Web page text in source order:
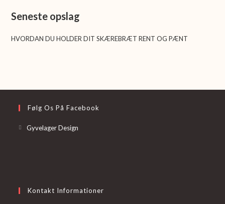
Seneste opslag
HVORDAN DU HOLDER DIT SKÆREBRÆT RENT OG PÆNT
Følg Os På Facebook
Gyvelager Design
Kontakt Informationer